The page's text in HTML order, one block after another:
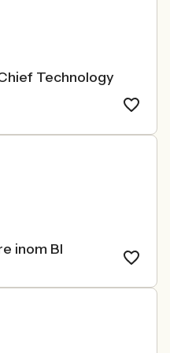
Technology
inom BI